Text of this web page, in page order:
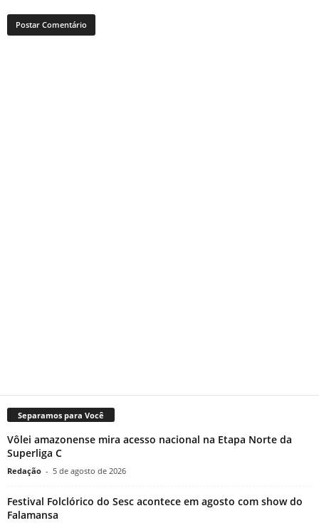
Separamos para Você
Vôlei amazonense mira acesso nacional na Etapa Norte da
Superliga C
Redação - 5 de agosto de 2026
Festival Folclórico do Sesc acontece em agosto com show do
Falamansa